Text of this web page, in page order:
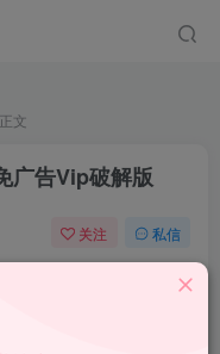
正文
广告Vip破解版
关注 私信
和交流，请勿用于商业
联系我们删除！